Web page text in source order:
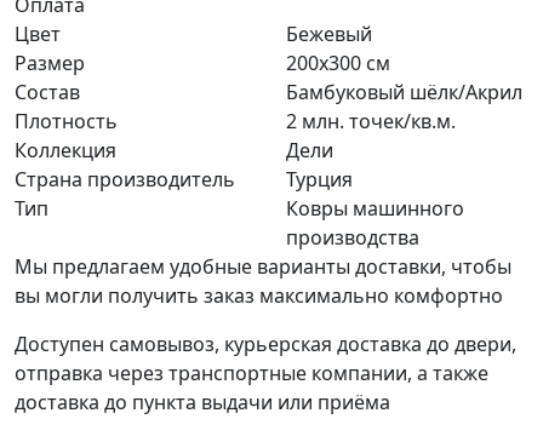
Цвет
Бежевый
Размер
200x300 см
Состав
Бамбуковый шёлк/Акрил
Плотность
2 млн. точек/кв.м.
Коллекция
Дели
Страна производитель
Турция
Тип
Ковры машинного
производства
Мы предлагаем удобные варианты доставки, чтобы
вы могли получить заказ максимально комфортно
Доступен самовывоз, курьерская доставка до двери,
отправка через транспортные компании, а также
доставка до пункта выдачи или приёма